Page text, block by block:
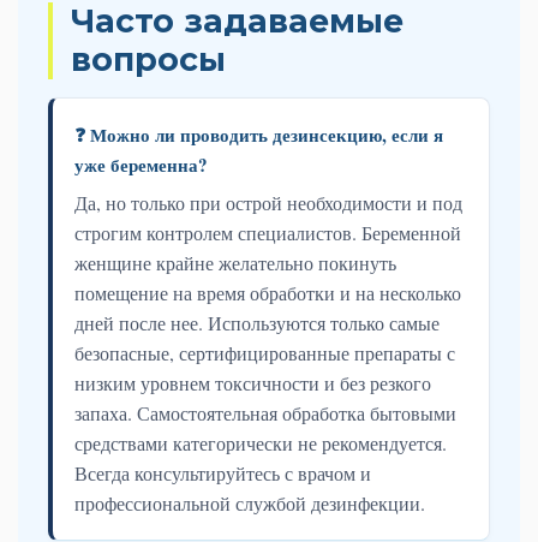
Часто задаваемые
вопросы
❓ Можно ли проводить дезинсекцию, если я
уже беременна?
Да, но только при острой необходимости и под
строгим контролем специалистов. Беременной
женщине крайне желательно покинуть
помещение на время обработки и на несколько
дней после нее. Используются только самые
безопасные, сертифицированные препараты с
низким уровнем токсичности и без резкого
запаха. Самостоятельная обработка бытовыми
средствами категорически не рекомендуется.
Всегда консультируйтесь с врачом и
профессиональной службой дезинфекции.